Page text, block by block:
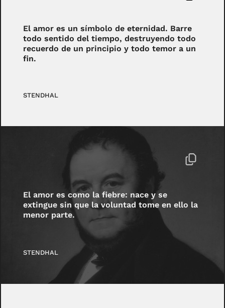
El amor es un símbolo de eternidad. Barre
todo sentido del tiempo, destruyendo todo
recuerdo de un principio y todo temor a un
fin.
STENDHAL
El amor es como la fiebre: nace y se
extingue sin que la voluntad tome en ello la
menor parte.
STENDHAL